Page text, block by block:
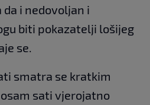
i nedovoljan i
biti pokazatelji lošijeg
se.
smatra se kratkim
sati vjerojatno